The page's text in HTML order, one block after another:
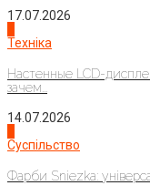
17.07.2026
Техніка
Настенные LCD-
зачем...
14.07.2026
Суспільство
Фарби Sniezka: